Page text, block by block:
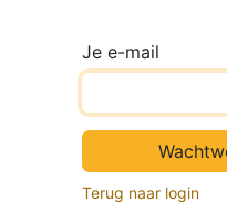
Je e-mail
Terug naar login